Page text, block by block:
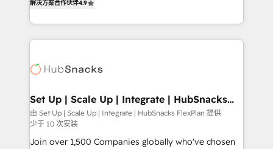
Growth-Driven Design Agency of the Year 🏆2016
Sales Enablement HubSpot Impact Award 🏆2015
HubSpot COS Performance Award 🏆2014 HubSpot
COS Design Award 🏆2013 HubSpot Marketplace
Partner 📆Founded in 1997
developing a new website to lead generation and
digital marketing; we do it all (and with great
results)! In short, our services include: - HubSpot
HubSpot development: websites, custom modules,
marketing, advertising, campaigns, content and
design We connect people, data and technology to
improve customer experiences. With our bright
people, exciting ideas and can-do mentality, we
解决方案合作伙伴4.9
Set Up | Scale Up | Integrate | HubSnacks
FlexPlan
由 Set Up | Scale Up | Integrate | HubSnacks FlexPlan 提供
少于 10 次安装
Join over 1,500 Companies globally who've chosen